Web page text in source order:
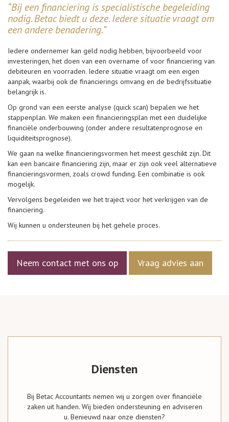
“Bij een financiering is specialistische begeleiding
nodig. Betac biedt u deze. Iedere situatie vraagt om
een andere benadering.”
Iedere ondernemer kan geld nodig hebben, bijvoorbeeld voor
investeringen, het doen van een overname of voor financiering van
debiteuren en voorraden. Iedere situatie vraagt om een eigen
aanpak, waarbij ook de financierings omvang en de bedrijfssituatie
belangrijk is.
Op grond van een eerste analyse (quick scan) bepalen we het
stappenplan. We maken een financieringsplan met een duidelijke
financiële onderbouwing (onder andere resultatenprognose en
liquiditeitsprognose).
We gaan na welke financieringsvormen het meest geschikt zijn. Dit
kan een bancaire financiering zijn, maar er zijn ook veel alternatieve
financieringsvormen, zoals crowd funding. Een combinatie is ook
mogelijk.
Vervolgens begeleiden we het traject voor het verkrijgen van de
financiering.
Wij kunnen u ondersteunen bij het gehele proces.
Neem contact met ons op Vraag advies aan
Diensten
Bij Betac Accountants nemen wij u zorgen over financiële
zaken uit handen. Wij bieden ondersteuning en adviseren
u. Benieuwd naar onze diensten?